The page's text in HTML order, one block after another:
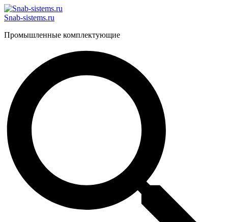
Перейти
к
Snab-sistems.ru
Промышленные комплектующие